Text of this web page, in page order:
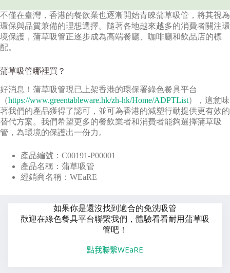
不僅在臺灣，香港的餐飲業也逐漸開始青睞蒲草吸管，將其視為
環保與品質兼備的理想選擇。隨著各地越來越多的消費者關注環
境保護，蒲草吸管正逐步成為高端餐廳、咖啡廳和飲品店的標
配。
蒲草吸管哪裡買？
好消息！蒲草吸管現已上架香港的環保署綠色餐具平台
（https://www.greentableware.hk/zh-hk/Home/ADPTList），這意味
著我們的產品獲得了認可，並可為香港的減塑行動提供更有效的
替代方案。我們希望更多的餐飲業者和消費者能夠選擇蒲草吸
管，為環境的保護出一份力。
產品編號：C00191-P00001
產品名稱：蒲草吸管
經銷商名稱：WEaRE
如果你是還沒找到適合的免洗吸管
歡迎在綠色餐具平台聯繫我們，體驗看看耐用蒲草吸
管吧！
點我聯繫WEaRE